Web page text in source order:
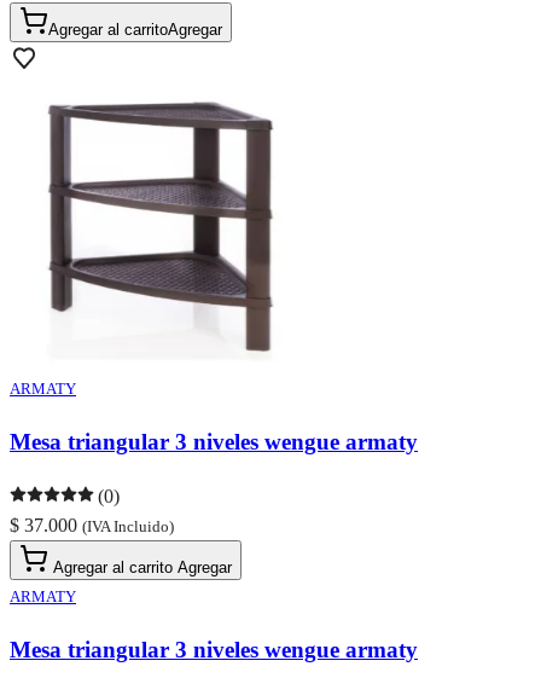
Agregar al carritoAgregar
ARMATY
Mesa triangular 3 niveles wengue armaty
(0)
$ 37.000 (IVA Incluido)
Agregar al carrito Agregar
ARMATY
Mesa triangular 3 niveles wengue armaty